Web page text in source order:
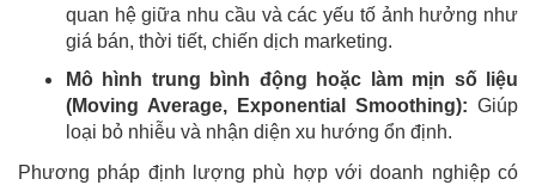
quan hệ giữa nhu cầu và các yếu tố ảnh hưởng như
giá bán, thời tiết, chiến dịch marketing.
Mô hình trung bình động hoặc làm mịn số liệu
(Moving Average, Exponential Smoothing): Giúp
loại bỏ nhiễu và nhận diện xu hướng ổn định.
Phương pháp định lượng phù hợp với doanh nghiệp có